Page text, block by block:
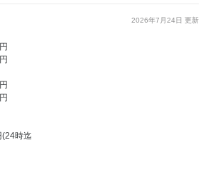
2026年7月24日 更新
時迄